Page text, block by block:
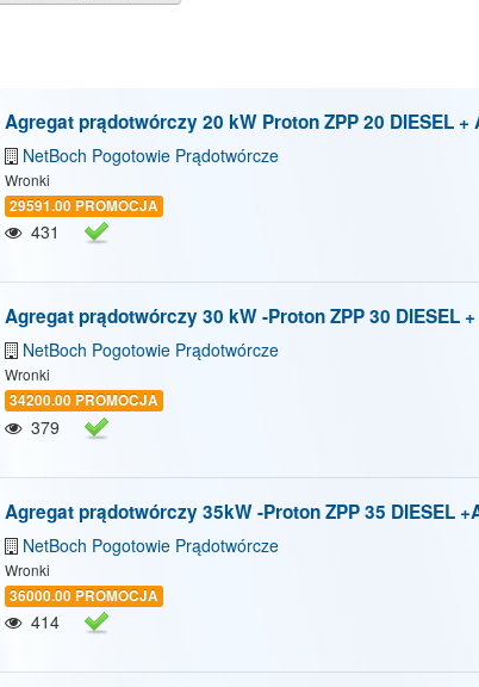
Agregat prądotwórczy 20 kW Proton ZPP 20 DIESEL
NetBoch Pogotowie Prądotwórcze
Wronki
29591.00 PROMOCJA
431
Agregat prądotwórczy 30 kW -Proton ZPP 30 DIESEL
NetBoch Pogotowie Prądotwórcze
Wronki
34200.00 PROMOCJA
379
Agregat prądotwórczy 35kW -Proton ZPP 35 DIESEL
NetBoch Pogotowie Prądotwórcze
Wronki
36000.00 PROMOCJA
414